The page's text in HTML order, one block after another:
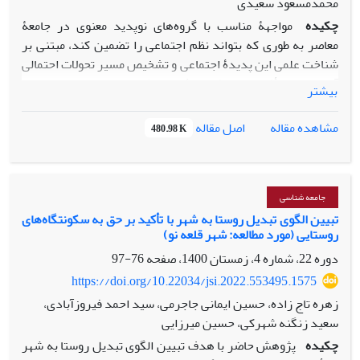
درگیری ­بیماری، ارزیابی فرد از شیوه عملکرد دولت و میزان
برخورداری از حمایت­اجتماعی در مواجهه با این پیامدها موثر بوده ­
است.
چکیده مواجهۀ مناسب با گروه‌های نوپدید معنوی در جامعۀ
معاصر به طوری که بتواند نظم اجتماعی را تضمین کند، مبتنی بر
شناخت علمی این پدیدۀ اجتماعی و تشخیص مسیر تحولات احتمالی
آنها است. متأثر از روند فزایندۀ جهانی‌شدن، تحولات نوظهور دینی
در حالی که در هر جامعه‌ای عناصری از فرهنگ غالبِ آن جامعه را
بازتاب می‌دهند، دارای ریشه‌های مشترکی هستند که به تشخیص
مسیر تحولات آینده کمک می‌کنند. در این مقاله، کوشش شده
است با بررسی جنبش‌های فکری که بر گروه‌های نوپدید معنوی
شناسایی و دربارۀ مسیر آیندۀ آنها گمانه‌پردازی شود. برای این
مقصود، از روش تحلیل و استنتاج منطقی از مهم‌ترین پژوهش‌های
اجتماعی دربارۀ این موضوع استفاده شده است (فراتحلیل). درمان
معنوی، تأکید بر استعدادهای درونی و روی‌گردانی از یک منبع
بیرونی برای رستگاری، به خود انسانی، از مهم‌ترین میراث‌های
جنبش‌های پیشگام بر رشد گروه‌های نوپدید معنوی بوده‌ است.
بیشتر
مشاهده مقاله
اصل مقاله 480.98 K
جامعه شناسی
تبیین الگوی تبدیل روستا به شهر با تأکید بر حق به سکونتگاه‌های‌
روستایی (مورد مطالعه: شهر قلعه نو)
دوره 22، شماره 4، زمستان 1400، صفحه
76-97
https://doi.org/10.22034/jsi.2022.553495.1575
زهره تاج زاده، حسین ایمانی جاجرمی، سید احمد فیروزآبادی،
سعید زنگنه شهرکی، حسین میرزایی
چکیده پژوهش حاضر با هدف تبیین الگوی تبدیل روستا به شهر